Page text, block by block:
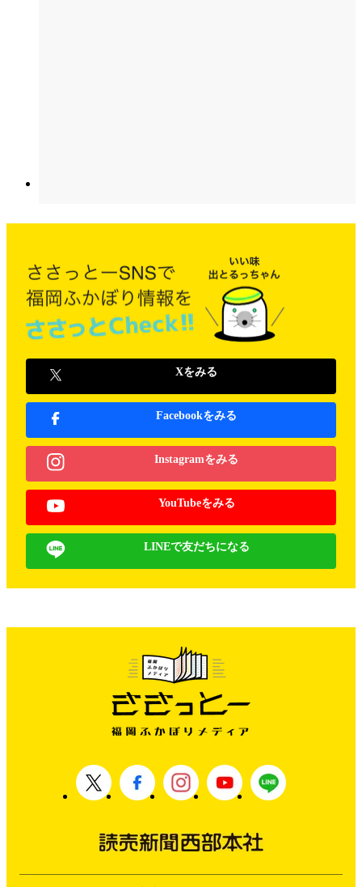
Xをみる
Facebookをみる
Instagramをみる
YouTubeをみる
LINEで友だちになる